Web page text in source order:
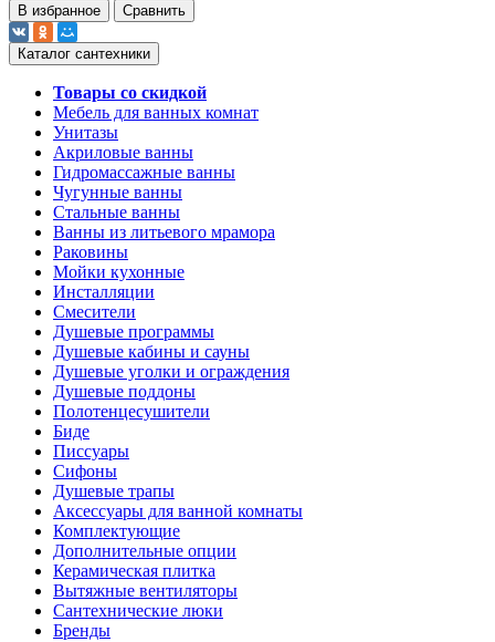
В избранное Сравнить
Каталог сантехники
Товары со скидкой
Мебель для ванных комнат
Унитазы
Акриловые ванны
Гидромассажные ванны
Чугунные ванны
Стальные ванны
Ванны из литьевого мрамора
Раковины
Мойки кухонные
Инсталляции
Смесители
Душевые программы
Душевые кабины и сауны
Душевые уголки и ограждения
Душевые поддоны
Полотенцесушители
Биде
Писсуары
Сифоны
Душевые трапы
Аксессуары для ванной комнаты
Комплектующие
Дополнительные опции
Керамическая плитка
Вытяжные вентиляторы
Сантехнические люки
Бренды